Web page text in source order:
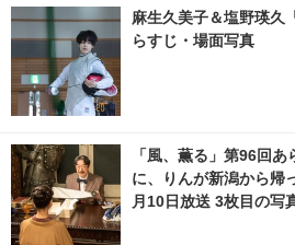
麻生久美子＆塩野瑛
らすじ・場面写真
「風、薫る」第96回
に、りんが新潟から
月10日放送 3枚目の